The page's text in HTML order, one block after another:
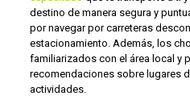
destino de manera segura y
por navegar por carreteras
estacionamiento. Además, los
familiarizados con el área local y
recomendaciones sobre lugares
actividades.